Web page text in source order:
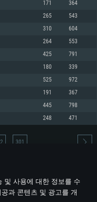
및 사용에 대한 정보를 수
과 콘텐츠 및 광고를 개
Radeon 77XX / NVIDIA
(Mac), 혹은 이와 비슷한 성
상도: 720p
드라이버를 지원하는 NVIDIA
며 최신 그래픽 드라이버를 지
도 720p)
드라이버를 지원하는 NVIDIA
지며 최신 그래픽 드라이버를
지원 해상도 720p) 이상
171 364
265 543
310 604
264 553
425 791
180 339
525 972
191 367
445 798
248 471
301